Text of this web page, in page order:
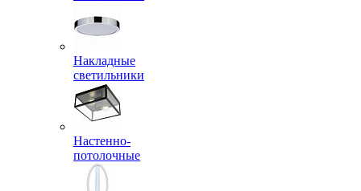
Накладные
светильники
Настенно-
потолочные